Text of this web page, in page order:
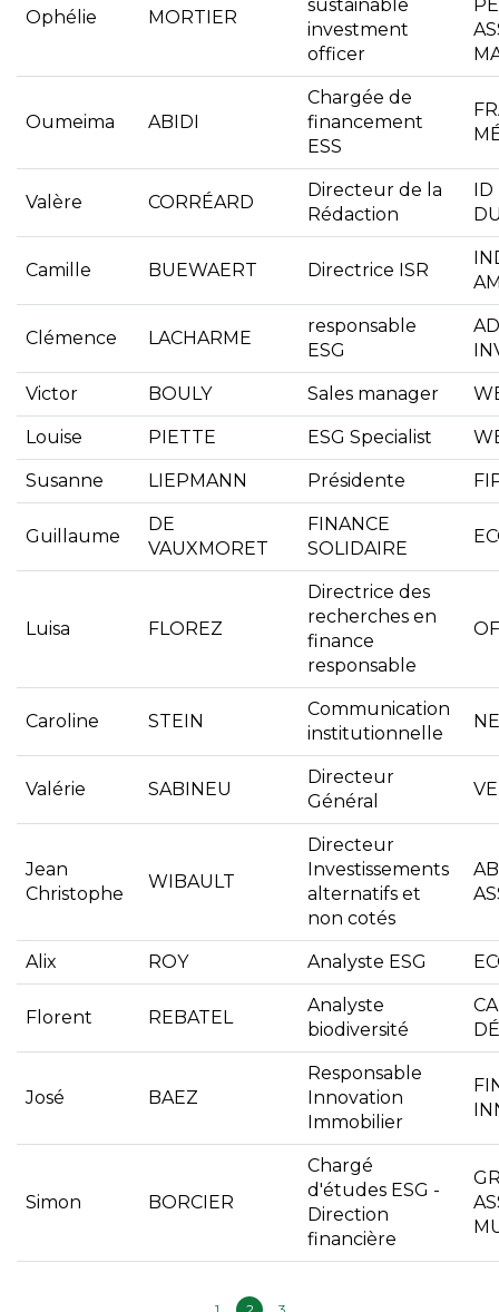
Ophélie MORTIER
sustainable
investment
officer
Oumeima ABIDI
Chargée de
financement
ESS
Valère CORRÉARD
Directeur de la
Rédaction
ID
Camille BUEWAERT Directrice ISR
Clémence LACHARME
responsable
ESG
Victor BOULY Sales manager
Louise PIETTE ESG Specialist
Susanne LIEPMANN Présidente
Guillaume
DE
VAUXMORET
FINANCE
SOLIDAIRE
Luisa FLOREZ
Directrice des
recherches en
finance
responsable
Caroline STEIN
Communication
institutionnelle
Valérie SABINEU
Directeur
Général
Jean
Christophe
WIBAULT
Directeur
Investissements
alternatifs et
non cotés
Alix ROY Analyste ESG
Florent REBATEL
Analyste
biodiversité
José BAEZ
Responsable
Innovation
Immobilier
Simon BORCIER
Chargé
d'études ESG -
Direction
financière